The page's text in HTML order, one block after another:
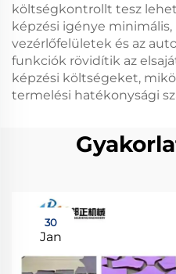
költségkontrollt tesz
képzési igénye
vezérlőfelületek és az
funkciók rövidítik az
képzési költségeket,
termelési hatékonysági
30
Jan